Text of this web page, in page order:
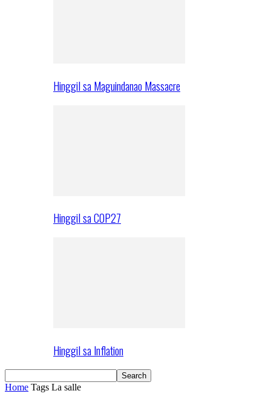
Hinggil sa Maguindanao Massacre
Hinggil sa COP27
Hinggil sa Inflation
Home Tags La salle